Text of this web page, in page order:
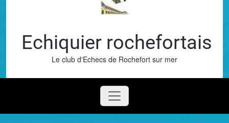
Echiquier rochefortais
Le club d'Echecs de Rochefort sur mer